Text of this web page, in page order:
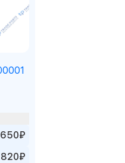
650₽
820₽